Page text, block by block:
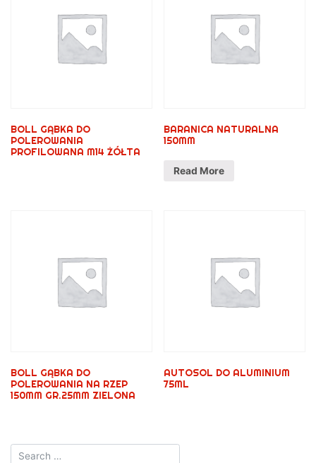
BOLL GĄBKA DO
POLEROWANIA
PROFILOWANA M14 ŻÓŁTA
BARANICA NATURALNA
150MM
Read More
BOLL GĄBKA DO
POLEROWANIA NA RZEP
150MM GR.25MM ZIELONA
AUTOSOL DO ALUMINIUM
75ML